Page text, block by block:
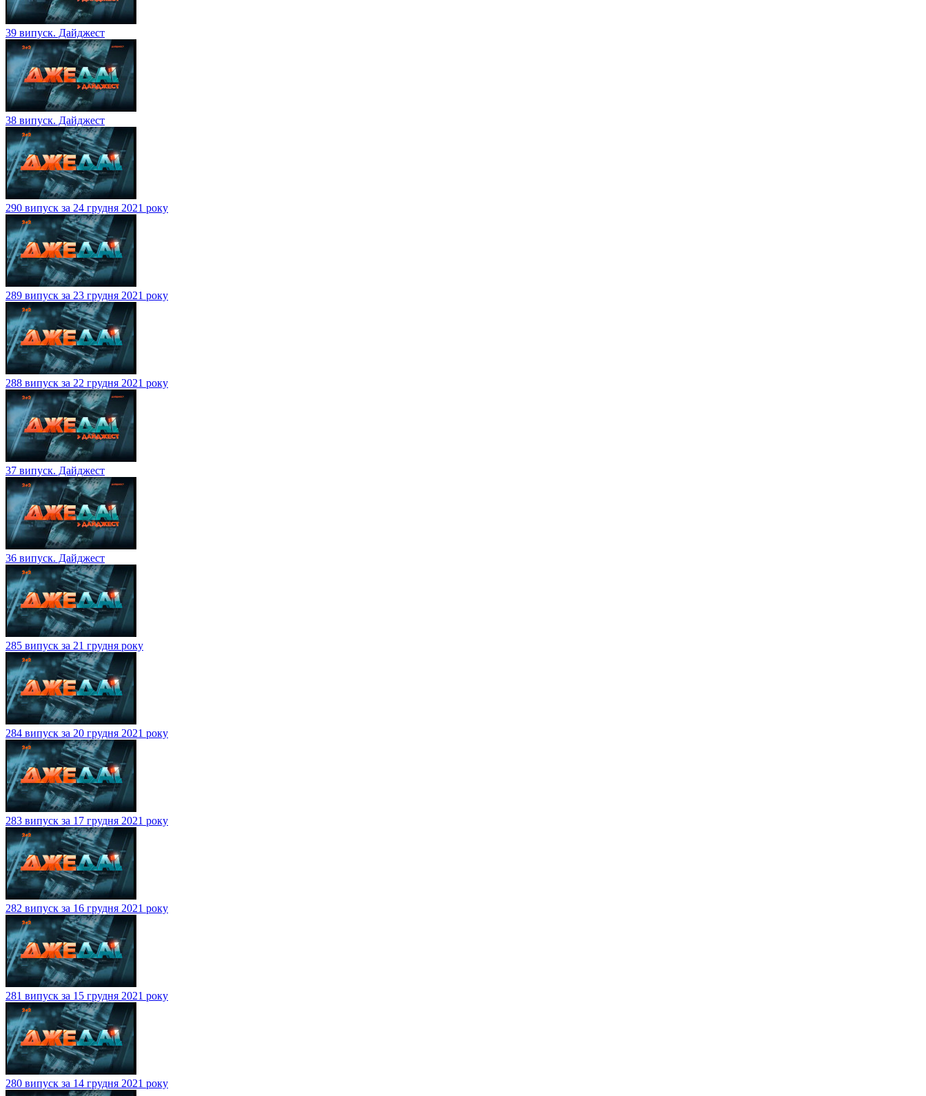
39 випуск. Дайджест
38 випуск. Дайджест
290 випуск за 24 грудня 2021 року
289 випуск за 23 грудня 2021 року
288 випуск за 22 грудня 2021 року
37 випуск. Дайджест
36 випуск. Дайджест
285 випуск за 21 грудня року
284 випуск за 20 грудня 2021 року
283 випуск за 17 грудня 2021 року
282 випуск за 16 грудня 2021 року
281 випуск за 15 грудня 2021 року
280 випуск за 14 грудня 2021 року